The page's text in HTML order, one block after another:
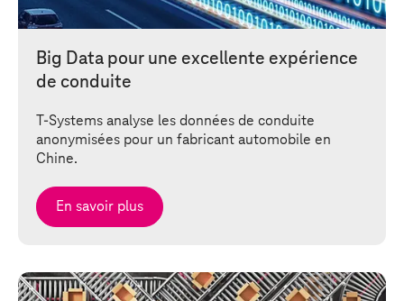
Big Data pour une excellente expérience
de conduite
T-Systems analyse les données de conduite
anonymisées pour un fabricant automobile en
Chine.
En savoir plus